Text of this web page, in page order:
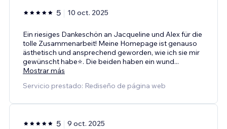
5 10 oct. 2025
Ein riesiges Dankeschön an Jacqueline und Alex für die
tolle Zusammenarbeit! Meine Homepage ist genauso
ästhetisch und ansprechend geworden, wie ich sie mir
gewünscht habe⭐️. Die beiden haben ein wund...
Mostrar más
Servicio prestado: Rediseño de página web
5 9 oct. 2025